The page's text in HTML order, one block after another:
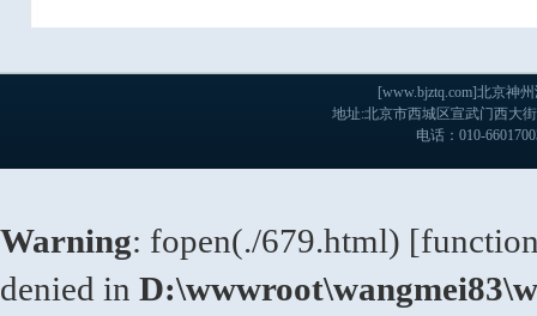
[www.bjztq.com]北京神
地址:北京市西城区宣武门西大
电话：010-
Warning: fopen(./679.html) [
denied in